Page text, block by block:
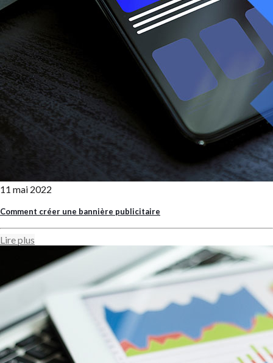
11 mai 2022
Comment créer une bannière publicitaire
Lire plus